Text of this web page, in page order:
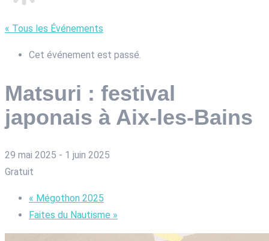
« Tous les Événements
Cet événement est passé.
Matsuri : festival
japonais à Aix-les-Bains
29 mai 2025 - 1 juin 2025
Gratuit
« Mégothon 2025
Faites du Nautisme »